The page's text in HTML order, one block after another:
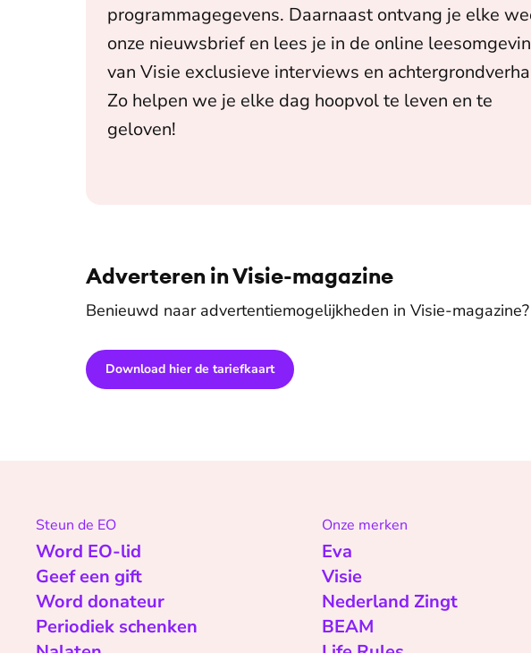
programmagegevens. Daarnaast ontvang je elke
onze nieuwsbrief en lees je in de online
van Visie exclusieve interviews en
Zo helpen we je elke dag hoopvol te leven en te
geloven!
Adverteren in Visie-magazine
Benieuwd naar advertentiemogelijkheden in Visie-magazine?
Download hier de tariefkaart
Steun de EO
Word EO-lid
Geef een gift
Word donateur
Periodiek schenken
Onze merken
Eva
Visie
Nederland Zingt
BEAM